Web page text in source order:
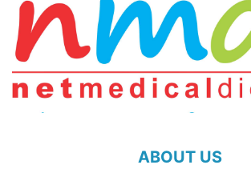
ABOUT US